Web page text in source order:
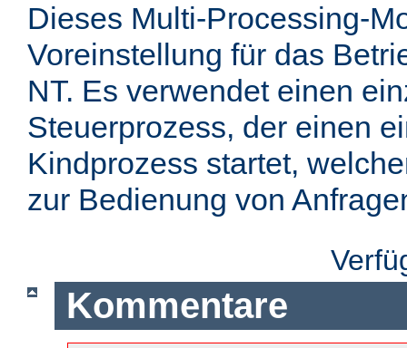
Dieses Multi-Processing-
Voreinstellung für das
NT. Es verwendet einen
Steuerprozess, der einen
Kindprozess startet,
zur Bedienung von
Kommentare